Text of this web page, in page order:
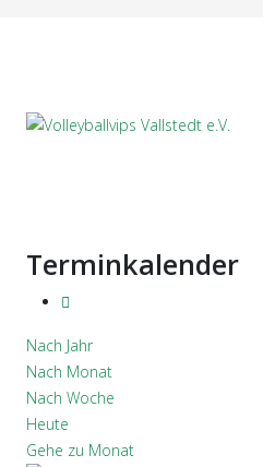
Terminkalender
Nach Jahr
Nach Monat
Nach Woche
Heute
Gehe zu Monat